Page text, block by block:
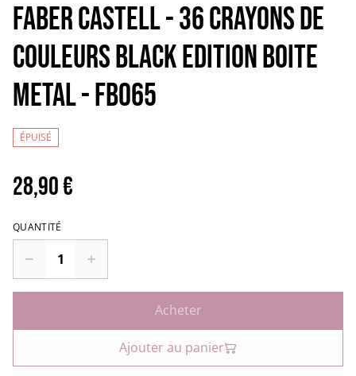
FABER CASTELL - 36 CRAYONS DE
COULEURS BLACK EDITION BOITE
METAL - FB065
ÉPUISÉ
28,90 €
QUANTITÉ
Acheter
Ajouter au panier